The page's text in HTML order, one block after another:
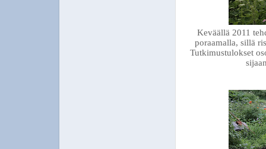
Keväällä 2011
poraamalla, sillä
Tutkimustulokset